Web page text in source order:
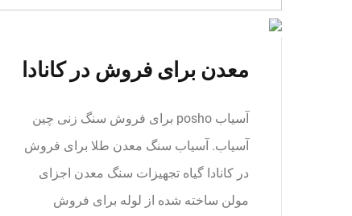
معدن برای فروش در کانادا
آسیاب posho برای فروش سنگ زنی چین
آسیاب. آسیاب سنگ معدن طلا برای فروش
در کانادا گیاه تجهیزات سنگ معدن اجزای
مولن ساخته شده از لوله برای فروش